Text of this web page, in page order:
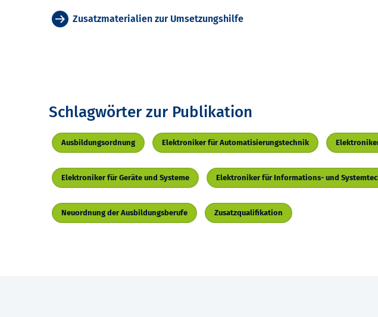
Zusatzmaterialien zur Umsetzungshilfe
Schlagwörter zur Publikation
Ausbildungsordnung Elektroniker für Automatisierungstechnik
Elektroniker für Geräte und Systeme Elektroniker für Informations- und
Neuordnung der Ausbildungsberufe Zusatzqualifikation